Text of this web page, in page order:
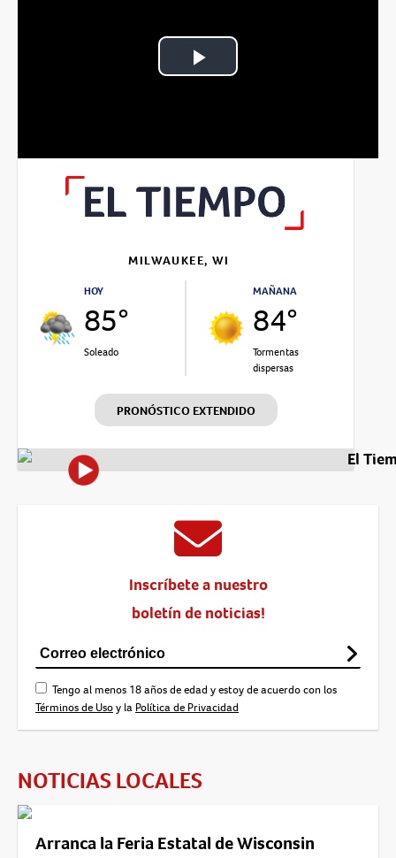
Play
MILWAUKEE, WI
HOY
85°
Soleado
MAÑANA
84°
Tormentas
dispersas
PRONÓSTICO EXTENDIDO
El
Inscríbete a nuestro
boletín de noticias!
Tengo al menos 18 años de edad y estoy de acuerdo con los
Términos de Usoy la Política de Privacidad
NOTICIAS LOCALES
Arranca la Feria Estatal de Wisconsin